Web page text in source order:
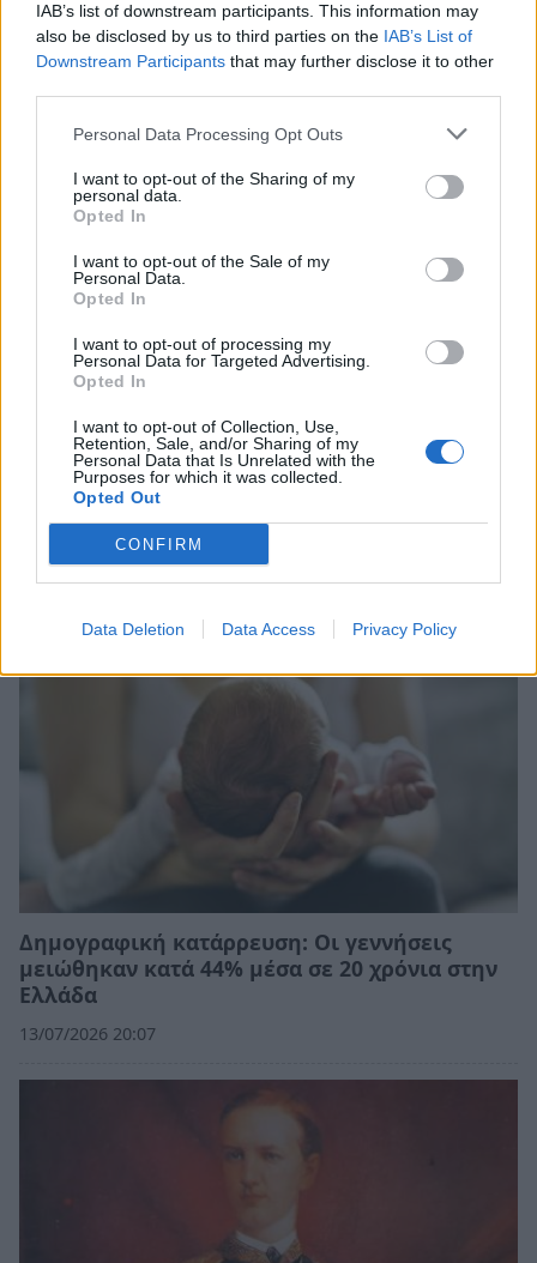
IAB’s list of downstream participants. This information may
also be disclosed by us to third parties on the IAB’s List of
Downstream Participants that may further disclose it to other
Personal Data Processing Opt Outs
I want to opt-out of the Sharing of my
personal data.
Opted In
I want to opt-out of the Sale of my
Personal Data.
Opted In
I want to opt-out of processing my
Personal Data for Targeted Advertising.
Opted In
I want to opt-out of Collection, Use,
Retention, Sale, and/or Sharing of my
Personal Data that Is Unrelated with the
Purposes for which it was collected.
Opted Out
CONFIRM
Data Deletion Data Access Privacy Policy
Σχετικά Άρθρα
Τα 3 Στοιχειωμένα Μέρη στην Ελλάδα και οι
γεμάτες μυστήριο ιστορίες τους
05/08/2026 12:30
Δημογραφική κατάρρευση: Οι γεννήσεις
μειώθηκαν κατά 44% μέσα σε 20 χρόνια στην
Ελλάδα
13/07/2026 20:07